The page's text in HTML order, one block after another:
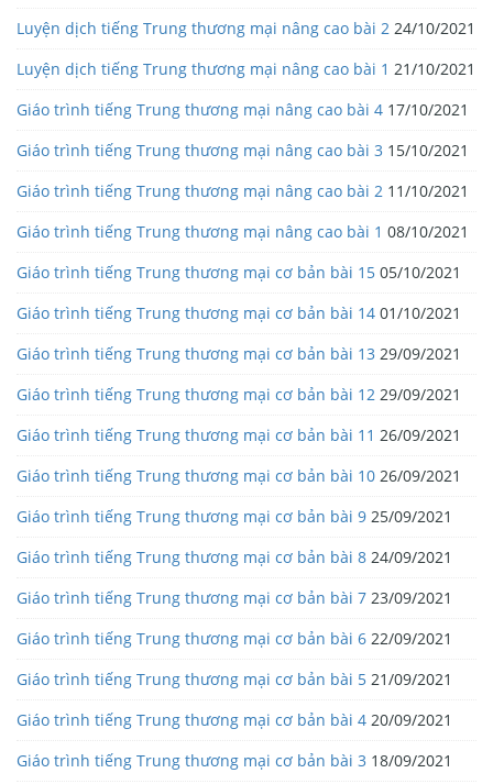
Luyện dịch tiếng Trung thương mại nâng cao bài 2 24/10/2021
Luyện dịch tiếng Trung thương mại nâng cao bài 1 21/10/2021
Giáo trình tiếng Trung thương mại nâng cao bài 4 17/10/2021
Giáo trình tiếng Trung thương mại nâng cao bài 3 15/10/2021
Giáo trình tiếng Trung thương mại nâng cao bài 2 11/10/2021
Giáo trình tiếng Trung thương mại nâng cao bài 1 08/10/2021
Giáo trình tiếng Trung thương mại cơ bản bài 15 05/10/2021
Giáo trình tiếng Trung thương mại cơ bản bài 14 01/10/2021
Giáo trình tiếng Trung thương mại cơ bản bài 13 29/09/2021
Giáo trình tiếng Trung thương mại cơ bản bài 12 29/09/2021
Giáo trình tiếng Trung thương mại cơ bản bài 11 26/09/2021
Giáo trình tiếng Trung thương mại cơ bản bài 10 26/09/2021
Giáo trình tiếng Trung thương mại cơ bản bài 9 25/09/2021
Giáo trình tiếng Trung thương mại cơ bản bài 8 24/09/2021
Giáo trình tiếng Trung thương mại cơ bản bài 7 23/09/2021
Giáo trình tiếng Trung thương mại cơ bản bài 6 22/09/2021
Giáo trình tiếng Trung thương mại cơ bản bài 5 21/09/2021
Giáo trình tiếng Trung thương mại cơ bản bài 4 20/09/2021
Giáo trình tiếng Trung thương mại cơ bản bài 3 18/09/2021